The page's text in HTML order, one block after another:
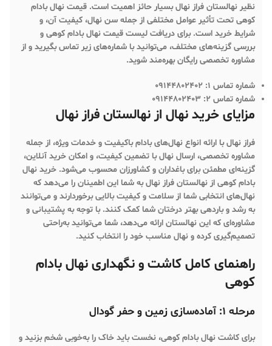
نظیرنهالستان فراز نهالبسیار حائز اهمیت است. قیمت نهال بادام
کوهی تحت تأثیر عوامل مختلفی از جمله سن نهال، کیفیت آن، و
شرایط خرید است. برای دریافتلیست قیمت نهال بادام کوهی و
بررسی گزینه‌های مختلف، می‌توانید با شماره‌های زیر تماس بگیرید و از
مشاوره تخصصی رایگان بهره‌مند شوید.
شماره تماس 1:
09144802402
شماره تماس 2:
مزایای خرید نهال از نهالستان فراز نهال
فراز نهالبا ارائه انواع نهال‌های بادام باکیفیت و خدمات ویژه، از جمله
مشاوره تخصصی، ارسال نهال با تضمین کیفیت، و امکان خرید آنلاین،
گزینه‌ای مطمئن برای باغداران و کشاورزان محسوب می‌شود. خرید نهال
بادام کوهی از نهالستان فراز نهال به شما این اطمینان را می‌دهد که
نهال‌های انتخابی شما از سلامت و کیفیت بالایی برخوردارند و می‌توانند
به رشد و باردهی بهتر درختان شما کمک کنند. با توجه به پشتیبانی و
مشاوره‌ای که این نهالستان ارائه می‌دهد، شما می‌توانید به‌راحتی
تصمیم‌گیری کرده و نهال مناسب خود را انتخاب کنید.
راهنمای کامل کاشت و نگهداری نهال بادام
کوهی
مرحله 1: آماده‌سازی زمین و حفر گودال
برای کاشت نهال بادام کوهی، نخست باید خاک را به‌خوبی شخم بزنید و